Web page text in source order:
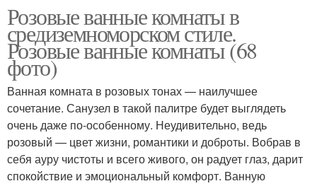
Розовые ванные комнаты в
средиземноморском стиле.
Розовые ванные комнаты (68
фото)
Ванная комната в розовых тонах — наилучшее
сочетание. Санузел в такой палитре будет выглядеть
очень даже по-особенному. Неудивительно, ведь
розовый — цвет жизни, романтики и доброты. Вобрав в
себя ауру чистоты и всего живого, он радует глаз, дарит
спокойствие и эмоциональный комфорт. Ванную